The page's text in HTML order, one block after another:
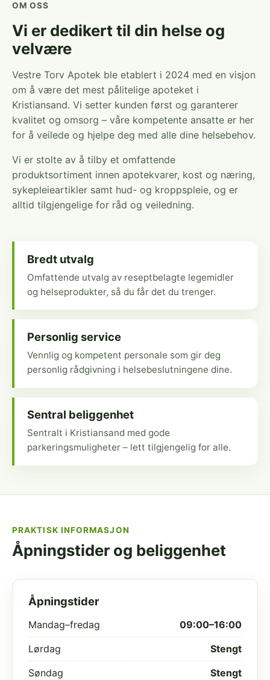
OM OSS
Vi er dedikert til din helse og
velvære
Vestre Torv Apotek ble etablert i 2024 med en visjon
om å være det mest pålitelige apoteket i
Kristiansand. Vi setter kunden først og garanterer
kvalitet og omsorg – våre kompetente ansatte er her
for å veilede og hjelpe deg med alle dine helsebehov.
Vi er stolte av å tilby et omfattende
produktsortiment innen apotekvarer, kost og næring,
sykepleieartikler samt hud- og kroppspleie, og er
alltid tilgjengelige for råd og veiledning.
Bredt utvalg
Omfattende utvalg av reseptbelagte legemidler
og helseprodukter, så du får det du trenger.
Personlig service
Vennlig og kompetent personale som gir deg
personlig rådgivning i helsebeslutningene dine.
Sentral beliggenhet
Sentralt i Kristiansand med gode
parkeringsmuligheter – lett tilgjengelig for alle.
PRAKTISK INFORMASJON
Åpningstider og beliggenhet
Åpningstider
Mandag–fredag 09:00–16:00
Lørdag Stengt
Søndag Stengt